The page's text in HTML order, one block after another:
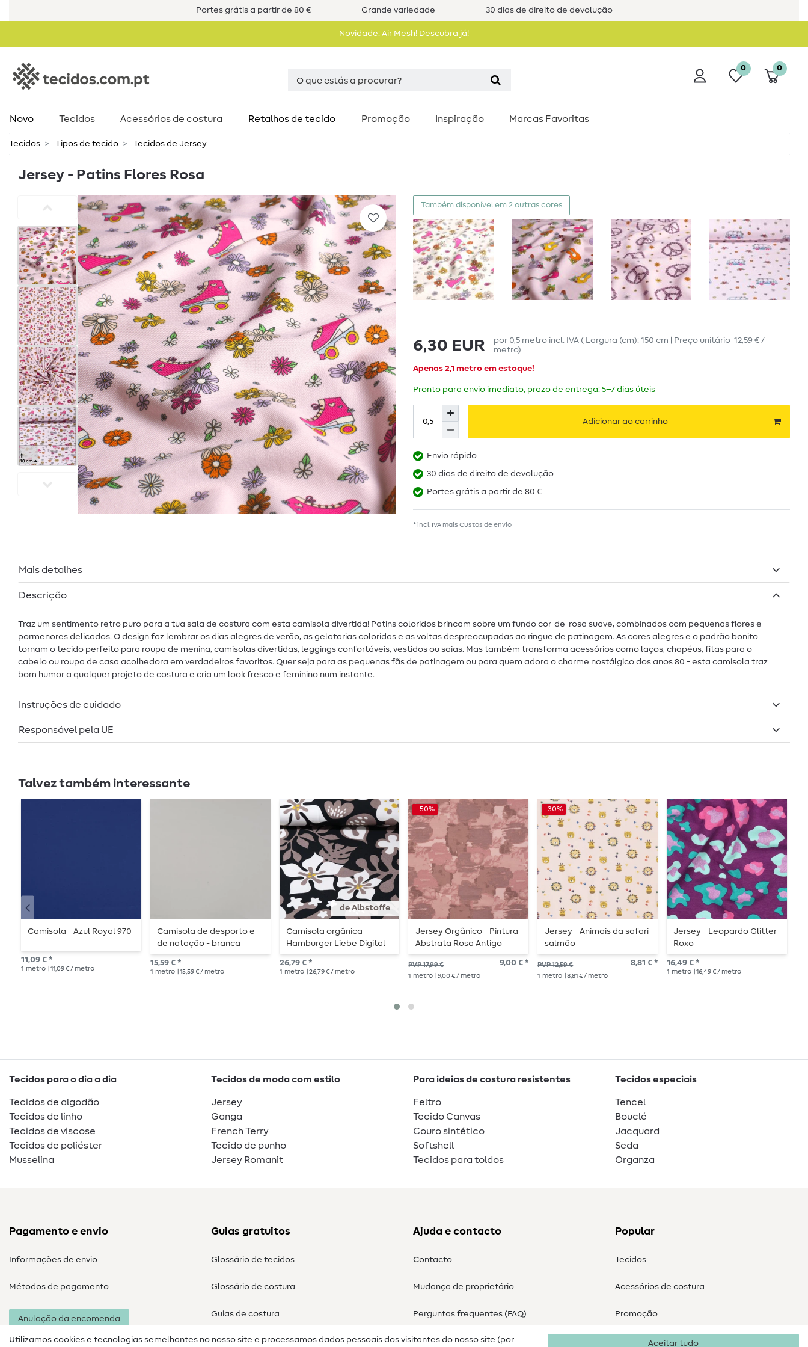
Portes grátis a partir de 80 € Grande variedade 30 dias de direito de devolução
Novidade: Air Mesh! Descubra já!
0 0
Novo Tecidos Acessórios de costura​ Retalhos de tecido Promoção Inspiração Marcas Favoritas
Tecidos Tipos de tecido Tecidos de Jersey
Jersey - Patins Flores Rosa
Também disponível em 2 outras cores
6,30 EUR por 0,5 metro incl. IVA ( Largura (cm): 150 cm | Preço unitário 12,59 € /
metro)
Apenas 2,1 metro em estoque!
Pronto para envio imediato, prazo de entrega: 5–7 dias úteis
Adicionar ao carrinho
Envio rápido
30 dias de direito de devolução
Portes grátis a partir de 80 €
* incl. IVA mais Custos de envio
Mais detalhes
Descrição
Traz um sentimento retro puro para a tua sala de costura com esta camisola divertida! Patins coloridos brincam sobre um fundo cor-de-rosa suave, combinados com pequenas flores e
pormenores delicados. O design faz lembrar os dias alegres de verão, as gelatarias coloridas e as voltas despreocupadas ao ringue de patinagem. As cores alegres e o padrão bonito
tornam o tecido perfeito para roupa de menina, camisolas divertidas, leggings confortáveis, vestidos ou saias. Mas também transforma acessórios como laços, chapéus, fitas para o
cabelo ou roupa de casa acolhedora em verdadeiros favoritos. Quer seja para as pequenas fãs de patinagem ou para quem adora o charme nostálgico dos anos 80 - esta camisola traz
bom humor a qualquer projeto de costura e cria um look fresco e feminino num instante.
Instruções de cuidado
Responsável pela UE
Talvez também interessante
Camisola - Azul Royal 970
11,09 € *
1 metro | 11,09 € / metro
Camisola de desporto e
de natação - branca
15,59 € *
1 metro | 15,59 € / metro
de Albstoffe
Camisola orgânica -
Hamburger Liebe Digital
Print Preto
26,79 € *
1 metro | 26,79 € / metro
-50%
Jersey Orgânico - Pintura
Abstrata Rosa Antigo
PVP 17,99 € 9,00 € *
1 metro | 9,00 € / metro
-30%
Jersey - Animais da safari
salmão
PVP 12,59 € 8,81 € *
1 metro | 8,81 € / metro
Jersey - Leopardo Glitter
Roxo
16,49 € *
1 metro | 16,49 € / metro
Tecidos para o dia a dia
Tecidos de algodão
Tecidos de linho
Tecidos de viscose
Tecidos de poliéster
Musselina
Tecidos de moda com estilo
Jersey
Ganga
French Terry
Tecido de punho
Jersey Romanit
Para ideias de costura resistentes
Feltro
Tecido Canvas
Couro sintético
Softshell
Tecidos para toldos
Tecidos especiais
Tencel
Bouclé
Jacquard
Seda
Organza
Pagamento e envio
Informações de envio
Métodos de pagamento
Anulação da encomenda
Guias gratuitos
Glossário de tecidos
Glossário de costura
Guias de costura
Ajuda e contacto
Contacto
Mudança de proprietário
Perguntas frequentes (FAQ)
Direito de cancelamento
Popular
Tecidos
Acessórios de costura
Promoção
Utilizamos cookies e tecnologias semelhantes no nosso site e processamos dados pessoais dos visitantes do nosso site (por Aceitar tudo